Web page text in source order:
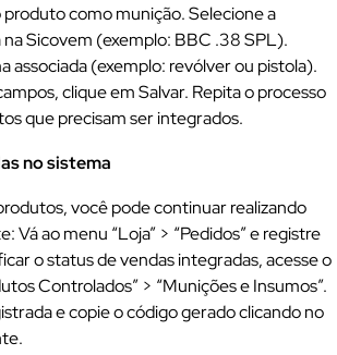
produto como munição. Selecione a
Sicovem (exemplo: BBC .38 SPL).
associada (exemplo: revólver ou pistola).
clique em Salvar. Repita o processo
que precisam ser integrados.
no sistema
você pode continuar realizando
Vá ao menu “Loja” > “Pedidos” e registre
o status de vendas integradas, acesse o
Controlados” > “Munições e Insumos”.
e copie o código gerado clicando no